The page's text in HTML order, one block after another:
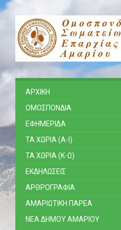
ΑΡΧΙΚΗ
ΟΜΟΣΠΟΝΔΙΑ
ΕΦΗΜΕΡΙΔΑ
ΤΑ ΧΩΡΙΑ (Α-Ι)
ΤΑ ΧΩΡΙΑ (Κ-Ω)
ΕΚΔΗΛΩΣΕΙΣ
ΑΡΘΡΟΓΡΑΦΙΑ
ΑΜΑΡΙΩΤΙΚΗ ΠΑΡΕΑ
ΝΕΑ ΔΗΜΟΥ ΑΜΑΡΙΟΥ